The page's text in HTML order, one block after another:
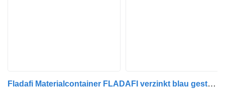
Fladafi Materialcontainer FLADAFI verzinkt blau gestrichen ca. 300x200x2